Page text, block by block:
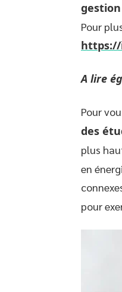
Pour
A lire
Pour
des
plus
en
pour